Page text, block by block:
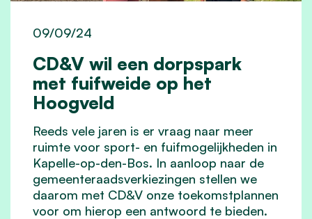
CD&V wil een dorpspark
met fuifweide op het
Hoogveld
09/09/24
Reeds vele jaren is er vraag naar meer
ruimte voor sport- en fuifmogelijkheden in
Kapelle-op-den-Bos. In aanloop naar de
gemeenteraadsverkiezingen stellen we
daarom met CD&V onze toekomstplannen
voor om hierop een antwoord te bieden.